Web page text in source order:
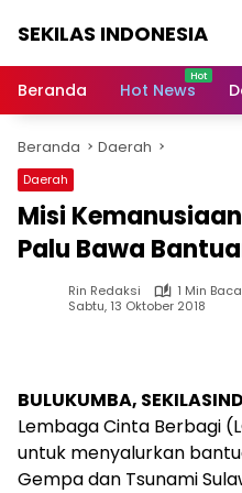
SEKILAS INDONESIA
Terkini,
Latest
World,
Headlines,
News
Today
Beranda Hot News
Beranda Daerah
Daerah
Misi
Palu Bawa
Rin Redaksi
1 Min Baca
Sabtu, 13 Oktober 2018
BULUKUMBA,
Lembaga Cinta Berbagi
untuk menyalurkan
Gempa dan Tsunami